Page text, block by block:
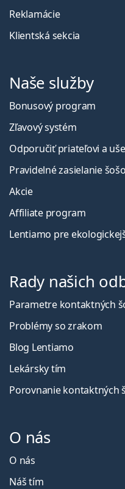
Reklamácie
Klientská sekcia
Naše služby
Bonusový program
Zľavový systém
Odporučiť priateľovi a
Pravidelné zasielanie
Akcie
Affiliate program
Lentiamo pre
Rady našich
Parametre kontaktných
Problémy so zrakom
Blog Lentiamo
Lekársky tím
Porovnanie kontaktných
O nás
O nás
Náš tím